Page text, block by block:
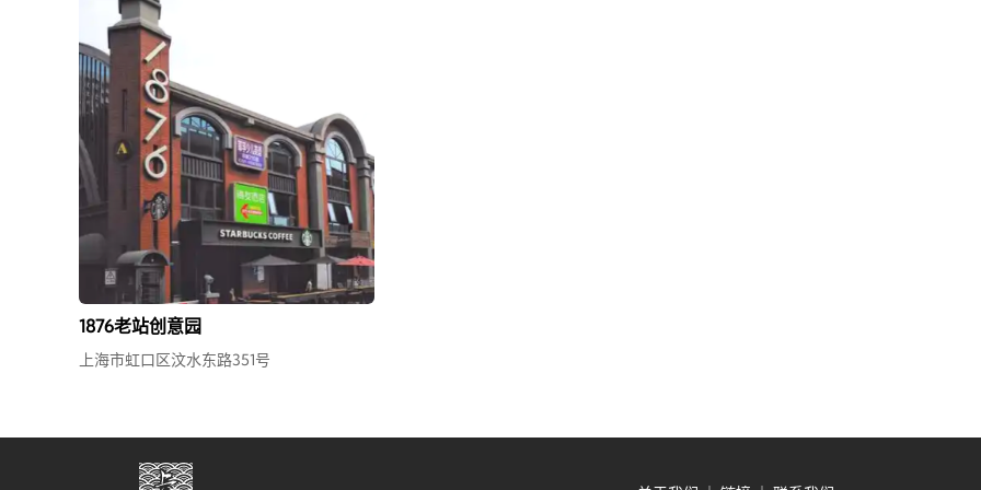
1876老站创意园
上海市虹口区汶水东路351号